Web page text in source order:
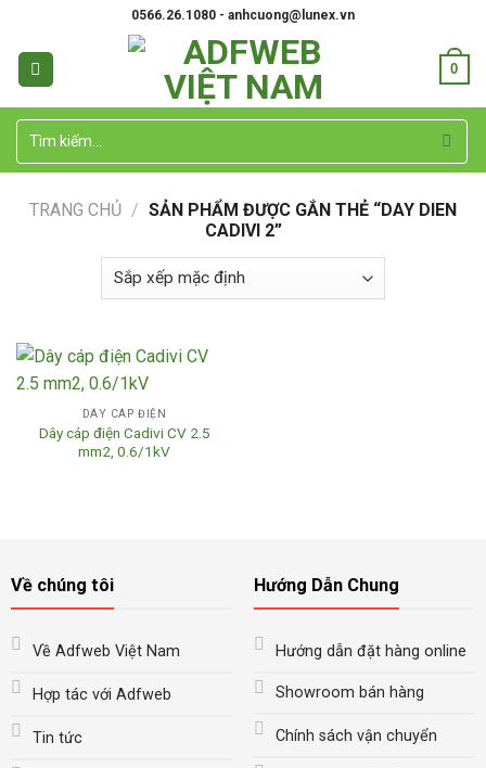
content
0566.26.1080 - anhcuong@lunex.vn
0
Tìm
TRANG CHỦ / SẢN PHẨM ĐƯỢC GẮN THẺ “DAY DIEN
CADIVI 2”
DÂY CÁP ĐIỆN
Dây cáp điện Cadivi CV 2.5
mm2, 0.6/1kV
Về chúng tôi
Về Adfweb Việt Nam
Hợp tác với Adfweb
Tin tức
Hướng Dẫn Chung
Hướng dẫn đặt hàng online
Showroom bán hàng
Chính sách vận chuyển